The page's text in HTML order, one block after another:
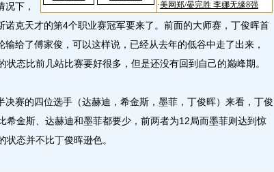
况下，
诺克天才的第4个职业赛冠军要来了。前面的大师赛，丁俊晖首
输给了傅家俊，可以这样说，已经从去年的低谷中走了出来，
状态比前几站比赛要好很多，但是还没有回到自己的巅峰期。
赛的四位选手（达赫迪，希金斯，墨菲，丁俊晖）来看，丁俊
希金斯、达赫迪和墨菲都要少，前两者为12局而墨菲则达到惊
状态并不比丁俊晖逊色。